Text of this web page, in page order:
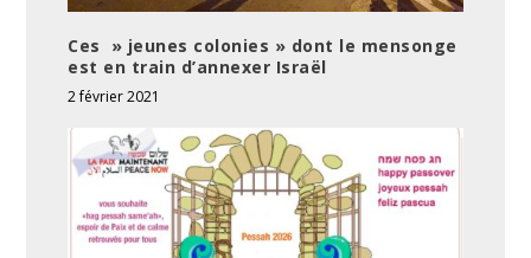
Ces » jeunes colonies » dont le mensonge
est en train d’annexer Israël
2 février 2021